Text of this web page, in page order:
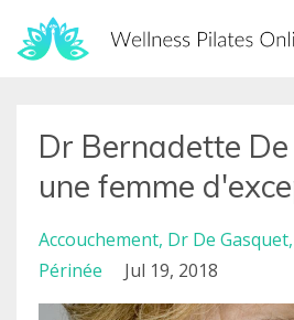
Dr Bernadette
une femme
Accouchement Dr De Gasquet
Périnée
Jul 19, 2018